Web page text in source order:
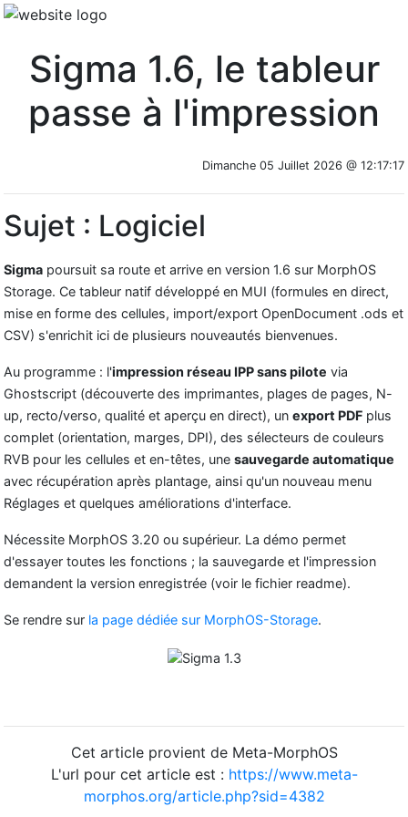
Sigma 1.6, le tableur
passe à l'impression
Dimanche 05 Juillet 2026 @ 12:17:17
Sujet : Logiciel
Sigma poursuit sa route et arrive en version 1.6 sur MorphOS
Storage. Ce tableur natif développé en MUI (formules en direct,
mise en forme des cellules, import/export OpenDocument .ods et
CSV) s'enrichit ici de plusieurs nouveautés bienvenues.
Au programme : l'impression réseau IPP sans pilote via
Ghostscript (découverte des imprimantes, plages de pages, N-
up, recto/verso, qualité et aperçu en direct), un export PDF plus
complet (orientation, marges, DPI), des sélecteurs de couleurs
RVB pour les cellules et en-têtes, une sauvegarde automatique
avec récupération après plantage, ainsi qu'un nouveau menu
Réglages et quelques améliorations d'interface.
Nécessite MorphOS 3.20 ou supérieur. La démo permet
d'essayer toutes les fonctions ; la sauvegarde et l'impression
demandent la version enregistrée (voir le fichier readme).
Se rendre sur la page dédiée sur MorphOS-Storage.
Cet article provient de Meta-MorphOS
L'url pour cet article est : https://www.meta-
morphos.org/article.php?sid=4382